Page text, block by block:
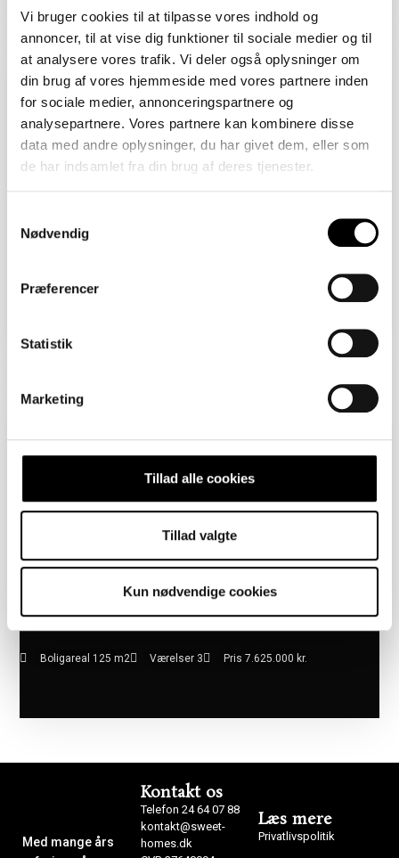
Vi bruger cookies til at tilpasse vores indhold og
annoncer, til at vise dig funktioner til sociale medier og til
at analysere vores trafik. Vi deler også oplysninger om
din brug af vores hjemmeside med vores partnere inden
for sociale medier, annonceringspartnere og
analysepartnere. Vores partnere kan kombinere disse
data med andre oplysninger, du har givet dem, eller som
de har indsamlet fra din brug af deres tjenester.
Nødvendig
Præferencer
Statistik
Marketing
Tillad alle cookies
Tillad valgte
Kun nødvendige cookies
Åbent Hus: 07/08/2026
Flyndervej 3, 1. tv
2450 København SV
Åbent Hus: 07/08/2026
Sejlklubvej 1B
Boligareal 125 m2 Værelser 3 Pris 7.625.000 kr.
Med mange års
Kontakt os
Telefon 24 64 07 88
kontakt@sweet-
homes.dk
Læs mere
Privatlivspolitik